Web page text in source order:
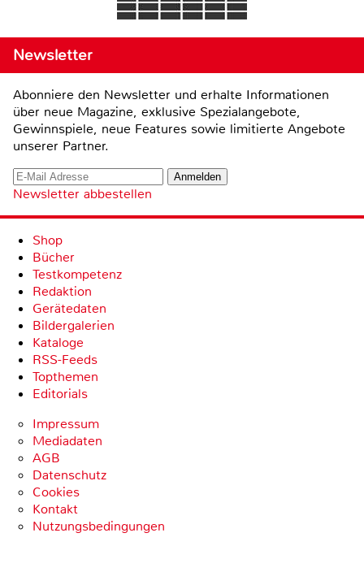
Newsletter
Abonniere den Newsletter und erhalte Informationen
über neue Magazine, exklusive Spezialangebote,
Gewinnspiele, neue Features sowie limitierte Angebote
unserer Partner.
Newsletter abbestellen
Shop
Bücher
Testkompetenz
Redaktion
Gerätedaten
Bildergalerien
Kataloge
RSS-Feeds
Topthemen
Editorials
Impressum
Mediadaten
AGB
Datenschutz
Cookies
Kontakt
Nutzungsbedingungen